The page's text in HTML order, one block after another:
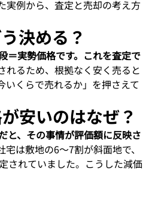
実例から、査定と売却の考え方
決める？
＝実勢価格です。これを査定で
れるため、根拠なく安く売ると
くらで売れるか」を押さえて
安いのはなぜ？
と、その事情が評価額に反映さ
宅は敷地の6〜7割が斜面地で、
されていました。こうした減価